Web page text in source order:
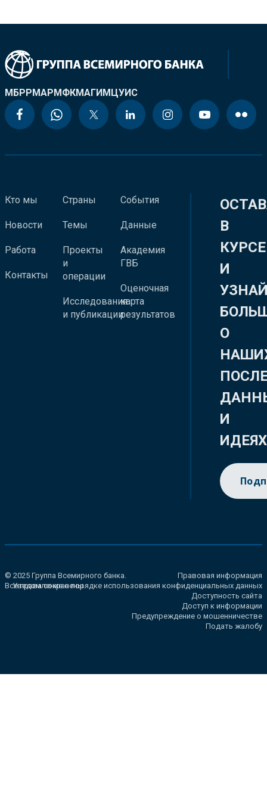
МБРРМАРМФКМАГИМЦУИС
Кто мы
Новости
Работа
Контакты
Страны
Темы
Проекты
и
операции
Исследования
и публикации
События
Данные
Академия
ГВБ
Оценочная
карта
результатов
В
КУРСЕ
И
О
И
ИДЕЯХ
© 2025 Группа Всемирного банка.
Все права сохранены.
Правовая информация
Уведомление о порядке использования конфиденциальных данных
Доступность сайта
Доступ к информации
Предупреждение о мошенничестве
Подать жалобу